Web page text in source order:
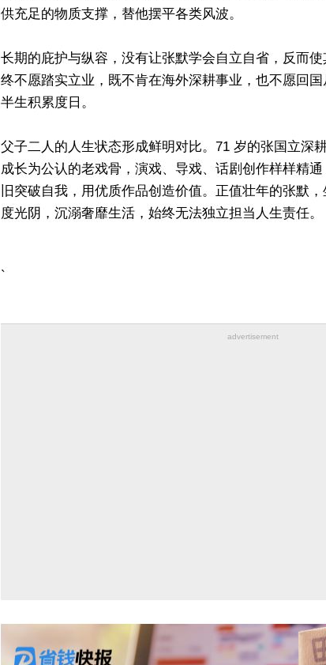
供充足的物质支撑，替他摆平各类风波。
长期的庇护与纵容，没有让张默学会自立自省，反而
终不愿踏实立业，既不肯在海外深耕事业，也不愿回
半生积累度日。
父子二人的人生状态形成鲜明对比。71 岁的张国立深
成长为公认的老戏骨，演戏、导戏、话剧创作样样精
旧突破自我，用优质作品创造价值。正值壮年的张默
度光阴，沉溺奢靡生活，始终无法独立担当人生责任。
`
advertisement